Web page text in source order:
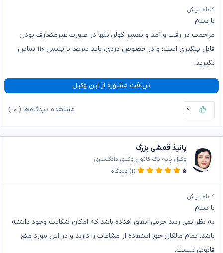
۹ ماه پیش
با سلام
مزاحمت در رفت و آمد و تعمیر کولر، تنها در صورت غیرمتعارف بودن
قابل پیگیری است؛ و در خصوص دزدی، باید سریعا با پلیس ۱۱۰ تماس
بگیرید.
دریافت مشاوره از این وکیل
۰ مشاهده دیدگاه‌ها ( ۰
پانیذ قمشی بزرگ
وکیل پایه یک کانون وکلای دادگستری
۵
(۱) دیدگاه
۹ ماه پیش
با سلام
به نظر نمی رسد جرمی اتفاق افتاده باشد که امکان شکایت وجود داشته
باشد. تمام مالکان حق استفاده از مشاعات را دارند و در این مورد منع
قانونی نیست.